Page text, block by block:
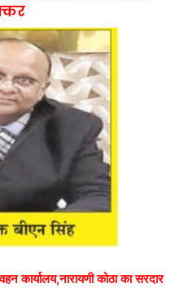
कार्यालय,नारायणी कोठा का सरदार